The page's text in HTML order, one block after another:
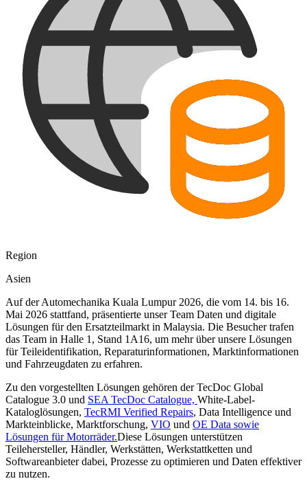
Region
Asien
Auf der Automechanika Kuala Lumpur 2026, die vom 14. bis 16.
Mai 2026 stattfand, präsentierte unser Team Daten und digitale
Lösungen für den Ersatzteilmarkt in Malaysia. Die Besucher trafen
das Team in Halle 1, Stand 1A16, um mehr über unsere Lösungen
für Teileidentifikation, Reparaturinformationen, Marktinformationen
und Fahrzeugdaten zu erfahren.
Zu den vorgestellten Lösungen gehören der TecDoc Global
Catalogue 3.0 und SEA TecDoc Catalogue, White-Label-
Kataloglösungen, TecRMI Verified Repairs, Data Intelligence und
Markteinblicke, Marktforschung, VIO und OE Data sowie
Lösungen für Motorräder.Diese Lösungen unterstützen
Teilehersteller, Händler, Werkstätten, Werkstattketten und
Softwareanbieter dabei, Prozesse zu optimieren und Daten effektiver
zu nutzen.